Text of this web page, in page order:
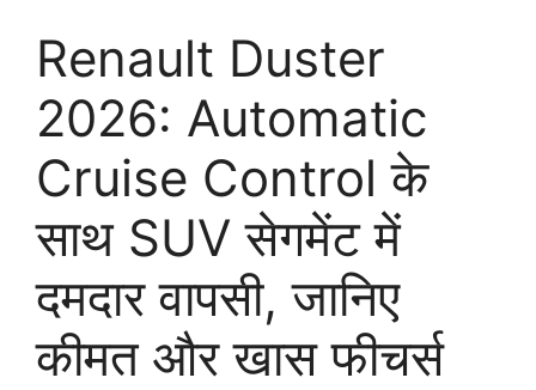
Renault Duster
2026: Automatic
Cruise Control के
साथ SUV सेगमेंट में
दमदार वापसी, जानिए
कीमत और खास फीचर्स